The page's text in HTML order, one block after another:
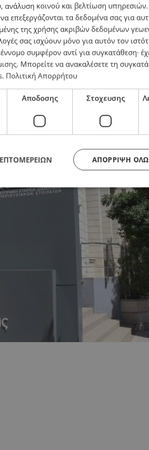
ανάλυση κοινού και βελτίωση υπηρεσιών.
να επεξεργάζονται τα δεδομένα σας για
της χρήσης ακριβών δεδομένων
σας ισχύουν μόνο για αυτόν τον
συμφέρον αντί για συγκατάθεση·
. Μπορείτε να ανακαλέσετε τη
. Πολιτική Απορρήτου
Αποδοσης Στοχευσης
ΑΠΌΡΡΙΨΗ